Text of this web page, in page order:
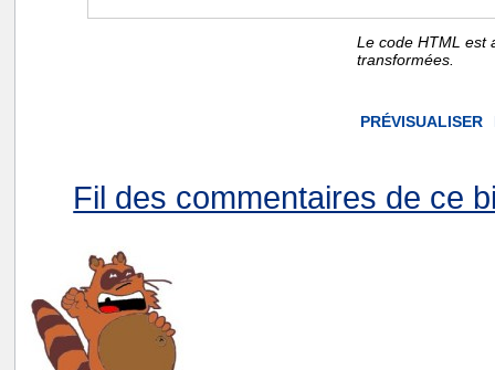
Le code HTML est
transformées.
Fil des commentaires de ce